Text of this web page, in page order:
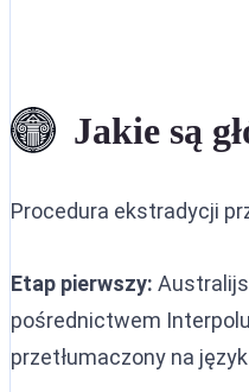
Jakie są
Procedura ekstradycji
Etap pierwszy:
pośrednictwem
przetłumaczony na